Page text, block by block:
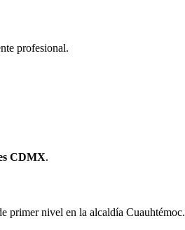
profesional.
CDMX.
primer nivel en la alcaldía Cuauhtémoc.